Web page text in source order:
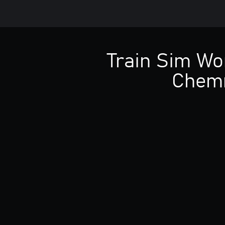
Train Sim